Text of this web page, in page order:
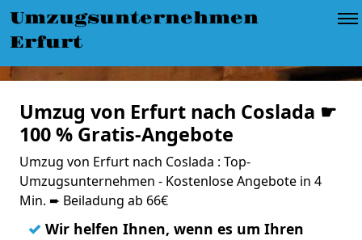
Umzugsunternehmen
Erfurt
Umzug von Erfurt nach Coslada ☛
100 % Gratis-Angebote
Umzug von Erfurt nach Coslada : Top-
Umzugsunternehmen - Kostenlose Angebote in 4
Min. ➨ Beiladung ab 66€
✓ Wir helfen Ihnen, wenn es um Ihren